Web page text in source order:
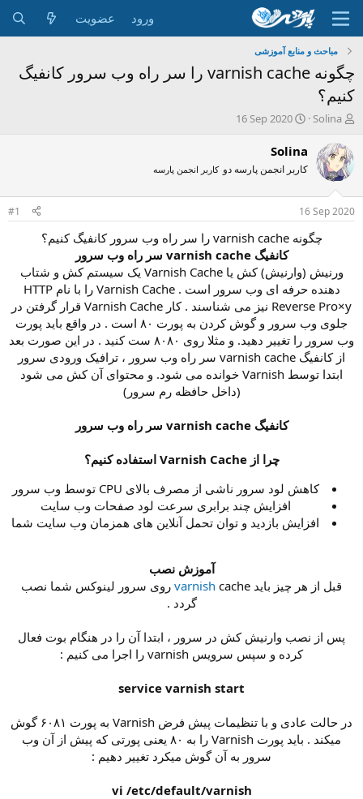
ورود عضویت
مباحث و منابع آموزشی
چگونه varnish cache را سر راه وب سرور کانفیگ
کنیم؟
ش
و
ع
ک
ن
د
ض
و
ع
Solina
ت
ر
خ
و
ع
16 Sep 2020
Solina
کاربر انجمن پارسه دو کاربر انجمن پارسه
16 Sep 2020
#1
چگونه varnish cache را سر راه وب سرور کانفیگ کنیم؟
کانفیگ varnish cache سر راه وب سرور
ورنیش (وارنیش) کش یا Varnish Cache یک سیستم کش و شتاب
دهنده حرفه ای وب سرور است . Varnish Cache را با نام HTTP
Reverse Pro×y نیز می شناسند . کار Varnish Cache قرار گرفتن در
جلوی وب سرور و گوش کردن به پورت ۸۰ است . در واقع باید پورت
وب سرور را تغییر دهید. و مثلا روی ۸۰۸۰ ست کنید . در این صورت بعد
از کانفیگ varnish cache سر راه وب سرور ، ترافیک ورودی سرور
ابتدا توسط Varnish خوانده می شود. و محتوای آن کش می شود
(داخل حافظه رم سرور)
کانفیگ varnish cache سر راه وب سرور
چرا از Varnish Cache استفاده کنیم؟
کاهش لود سرور ناشی از مصرف بالای CPU توسط وب سرور​
افزایش چند برابری سرعت لود صفحات وب سایت​
افزایش بازدید و توان تحمل آنلاین های همزمان وب سایت شما​
آموزش نصب
قبل از هر چیز باید
varnish cache روی سرور لینوکس شما نصب
گردد .
پس از نصب وارنیش کش در سرور ، ابتدا آن را در هنگام بوت فعال
کرده و سپس سرویس varnish را اجرا می کنیم :
service varnish start
در حالت عادی و با تنظیمات پیش فرض Varnish به پورت ۶۰۸۱ گوش
میکند . باید پورت Varnish را به ۸۰ یعنی پورتی که پیش از آن وب
سرور به آن گوش میکرد تغییر دهیم :
vi /etc/default/varnish